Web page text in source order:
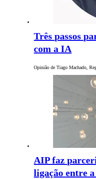
Três passos
com a IA
Opinião de Tiago Machado,
AIP faz
ligação entre